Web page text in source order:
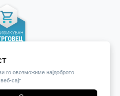
го овозможиме најдоброто
сајт